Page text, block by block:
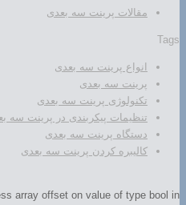
مقالات پرینت سه بعدی
Tags
انواع پرینت سه بعدی
پرینت سه بعدی
تکنولوژی پرینت سه بعدی
تنظیمات پیکربندی در پرینت سه
دستگاه پرینت سه بعدی
کالیبره کردن پرینت سه بعدی
array offset on value of type bool in